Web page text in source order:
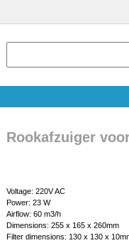
Rookafzuiger
Voltage: 220V AC
Power: 23 W
Airflow: 60 m3/h
Dimensions: 255 x 165 x 260mm
Filter dimensions: 130 x 130 x